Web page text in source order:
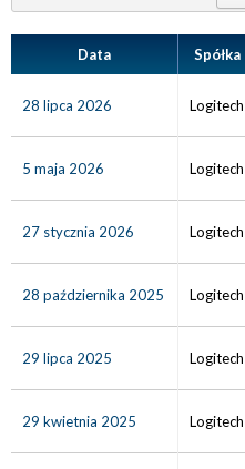
Data Spółka
28 lipca 2026 Logitech
5 maja 2026 Logitech
27 stycznia 2026 Logitech
28 października 2025 Logitech
29 lipca 2025 Logitech
29 kwietnia 2025 Logitech